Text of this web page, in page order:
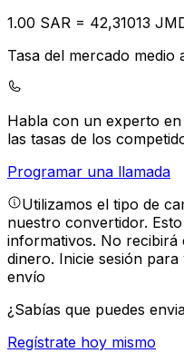
1.00 SAR = 42,31013
Tasa del mercado medio
Habla con un experto en
las tasas de los
Programar una llamada
Utilizamos el tipo de
nuestro convertidor.
informativos. No recibirá
dinero. Inicie sesión
envío
¿Sabías que puedes
Regístrate hoy mismo